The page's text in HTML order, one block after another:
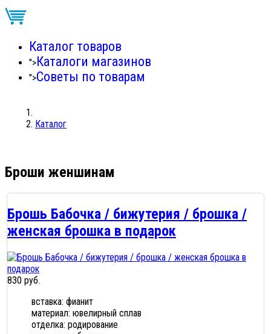
Каталог товаров
">Каталоги магазинов
">Советы по товарам
Каталог
Броши женшинам
Брошь Бабочка / бижутерия / брошка /
женская брошка в подарок
830 руб.
вставка: фианит
материал: ювелирный сплав
отделка: родирование